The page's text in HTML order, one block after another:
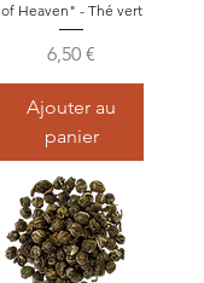
of Heaven" - Thé vert
Prix
6,50 €
Ajouter au
panier